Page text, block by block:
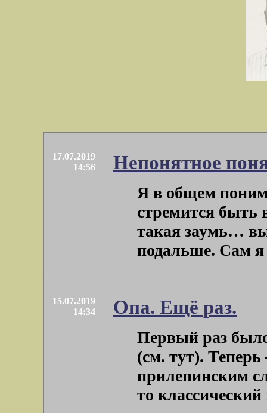
17.07.2019
14:56
Непонятное
Я в общем
стремится быть
такая заумь…
подальше. Сам я
15.07.2019
14:34
Опа. Ещё раз.
Первый раз
(см. тут).
прилепинским
то